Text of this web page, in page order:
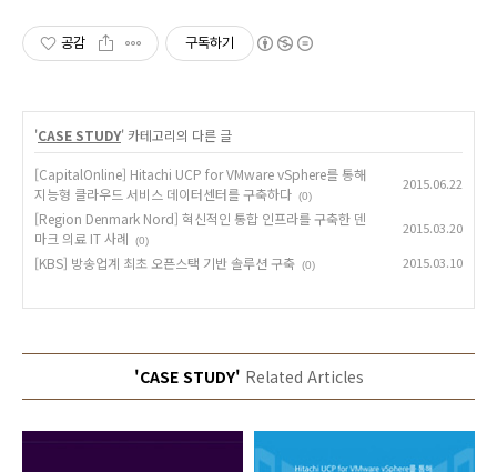
공감 구독하기
'CASE STUDY' 카테고리의 다른 글
[CapitalOnline] Hitachi UCP for VMware vSphere를 통해
지능형 클라우드 서비스 데이터센터를 구축하다 (0)
2015.06.22
[Region Denmark Nord] 혁신적인 통합 인프라를 구축한 덴
마크 의료 IT 사례
(0)
2015.03.20
[KBS] 방송업계 최초 오픈스택 기반 솔루션 구축 (0) 2015.03.10
'CASE STUDY' Related Articles